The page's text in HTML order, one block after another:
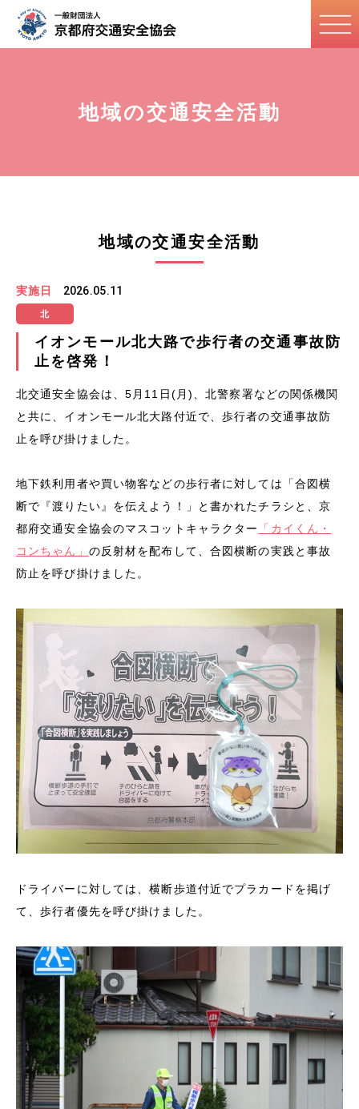
地域の交通安全活動
地域の交通安全活動
実施日 2026.05.11
北
イオンモール北大路で歩行者の交通事故防
止を啓発！
北交通安全協会は、5月11日(月)、北警察署などの関係機関
と共に、イオンモール北大路付近で、歩行者の交通事故防
止を呼び掛けました。
地下鉄利用者や買い物客などの歩行者に対しては「合図横
断で『渡りたい』を伝えよう！」と書かれたチラシと、京
都府交通安全協会のマスコットキャラクター
「カイくん・
コンちゃん」 の反射材を配布して、合図横断の実践と事故
防止を呼び掛けました。
ドライバーに対しては、横断歩道付近でプラカードを掲げ
て、歩行者優先を呼び掛けました。